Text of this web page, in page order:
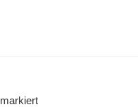
markiert